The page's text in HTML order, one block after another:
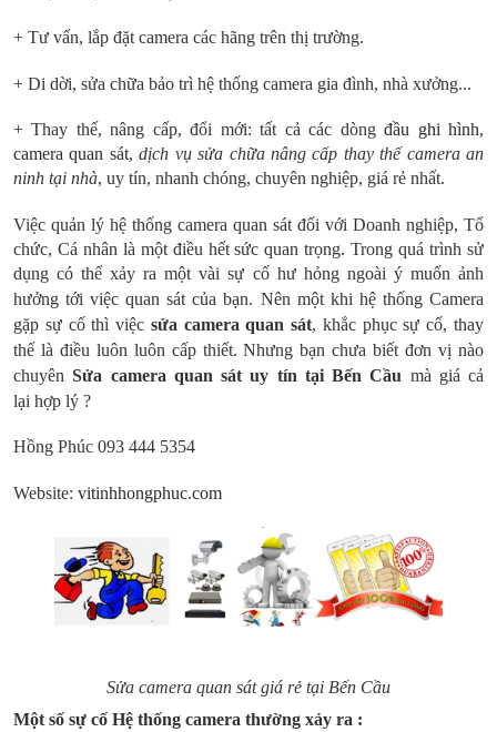
+ Tư vấn, lắp đặt camera các hãng trên thị trường.
+ Di dời, sửa chữa bảo trì hệ thống camera gia đình, nhà xưởng...
+ Thay thế, nâng cấp, đổi mới: tất cả các dòngđầu ghi hình,
camera quan sát,dịch vụ sửa chữa nâng cấp thay thế camera an
ninh tại nhà, uy tín, nhanh chóng, chuyên nghiệp, giá rẻ nhất.
Việc quản lý hệ thống camera quan sát đối với Doanh nghiệp, Tổ
chức, Cá nhân là một điều hết sức quan trọng. Trong quá trình sử
dụng có thể xảy ra một vài sự cố hư hỏng ngoài ý muốn ảnh
hưởng tới việc quan sát của bạn. Nên một khi hệ thống Camera
gặp sự cố thì việc sửa camera quan sát, khắc phục sự cố, thay
thế là điều luôn luôn cấp thiết. Nhưng bạn chưa biết đơn vị nào
chuyênSửa camera quan sát uy tín tại Bến Cầu mà giá cả
lại hợp lý ?
Hồng Phúc 093 444 5354
Website: vitinhhongphuc.com
Sửa camera quan sát giá rẻ tại Bến Cầu
Một số sự cố Hệ thống camera thường xảy ra :